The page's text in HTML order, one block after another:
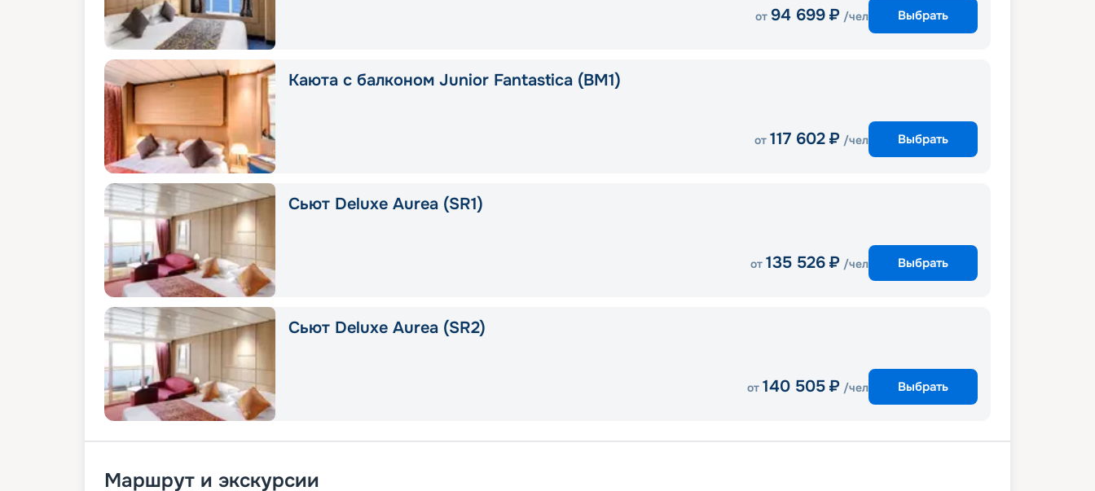
от 94 699 ₽ /чел Выбрать
Каюта с балконом Junior Fantastica (BM1)
от 117 602 ₽ /чел Выбрать
Сьют Deluxe Aurea (SR1)
от 135 526 ₽ /чел Выбрать
Сьют Deluxe Aurea (SR2)
от 140 505 ₽ /чел Выбрать
Маршрут и экскурсии